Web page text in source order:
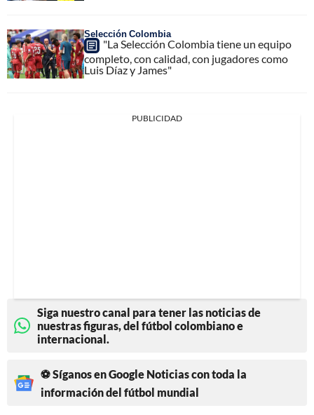
Selección Colombia
"La Selección Colombia tiene un equipo
completo, con calidad, con jugadores como
Luis Díaz y James"
PUBLICIDAD
Siga nuestro canal para tener las noticias de
nuestras figuras, del fútbol colombiano e
internacional.
⚽ Síganos en Google Noticias con toda la
información del fútbol mundial